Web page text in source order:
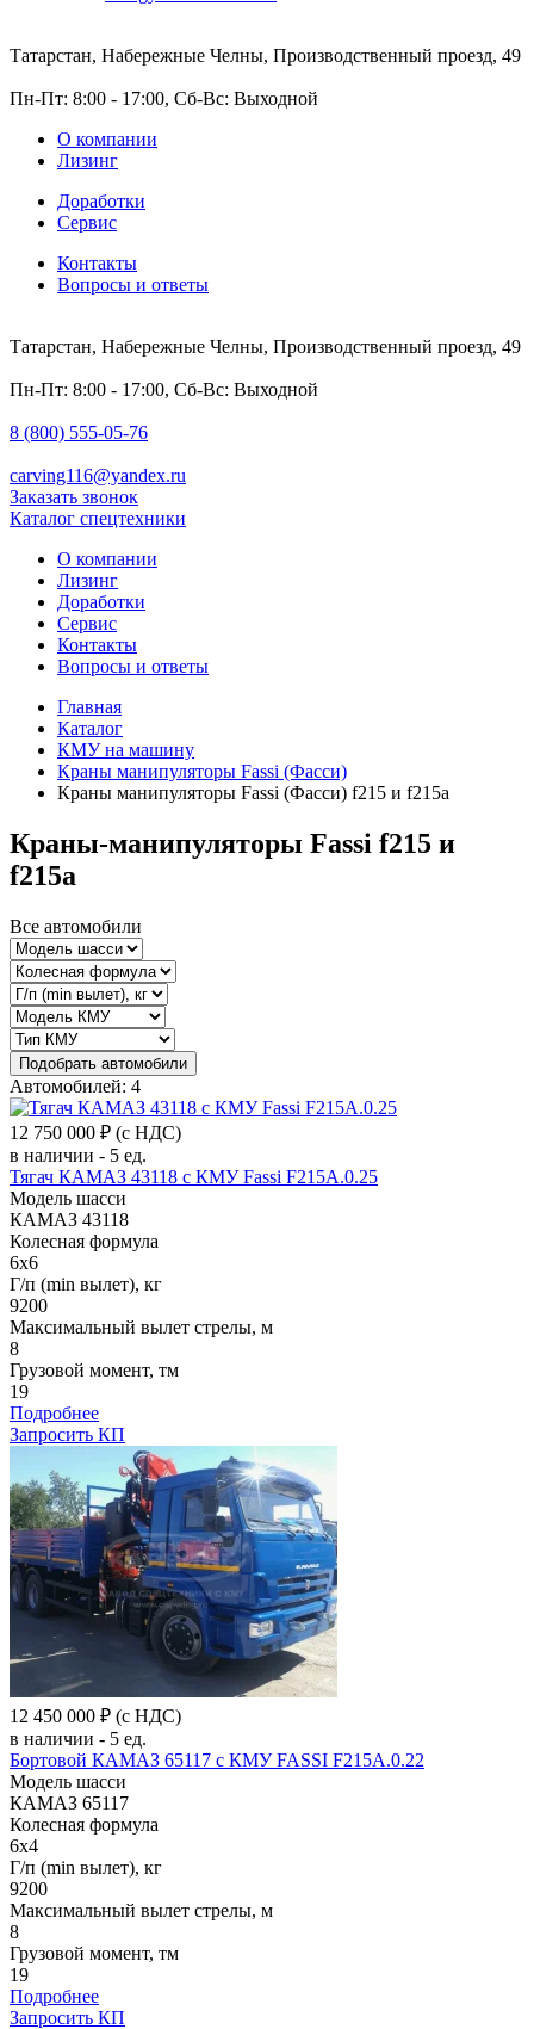
Татарстан, Набережные Челны, Производственный проезд, 49
Пн-Пт: 8:00 - 17:00, Сб-Вс: Выходной
О компании
Лизинг
Доработки
Сервис
Контакты
Вопросы и ответы
Татарстан, Набережные Челны, Производственный проезд, 49
Пн-Пт: 8:00 - 17:00, Сб-Вс: Выходной
8 (800) 555-05-76
carving116@yandex.ru
Заказать звонок
Каталог спецтехники
О компании
Лизинг
Доработки
Сервис
Контакты
Вопросы и ответы
Главная
Каталог
КМУ на машину
Краны манипуляторы Fassi (Фасси)
Краны манипуляторы Fassi (Фасси) f215 и f215a
Краны-манипуляторы Fassi f215 и
f215a
Все автомобили
Подобрать автомобили
Автомобилей: 4
12 750 000 ₽ (с НДС)
в наличии - 5 ед.
Тягач КАМАЗ 43118 c КМУ Fassi F215A.0.25
Модель шасси
КАМАЗ 43118
Колесная формула
6x6
Г/п (min вылет), кг
9200
Максимальный вылет стрелы, м
8
Грузовой момент, тм
19
Подробнее
Запросить КП
12 450 000 ₽ (с НДС)
в наличии - 5 ед.
Бортовой КАМАЗ 65117 c КМУ FASSI F215A.0.22
Модель шасси
КАМАЗ 65117
Колесная формула
6x4
Г/п (min вылет), кг
9200
Максимальный вылет стрелы, м
8
Грузовой момент, тм
19
Подробнее
Запросить КП